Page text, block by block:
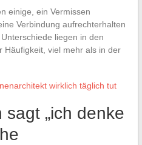
einige, ein Vermissen
Verbindung aufrechterhalten
liegen in den
Häufigkeit, viel mehr als in der
wirklich täglich tut
„ich denke